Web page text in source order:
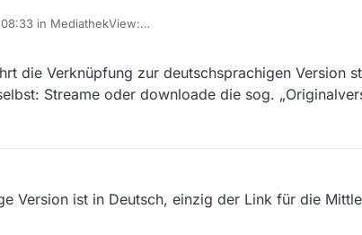
in MediathekView:
die Verknüpfung zur deutschsprachigen Version
Streame oder downloade die sog.
Version ist in Deutsch, einzig der Link für die